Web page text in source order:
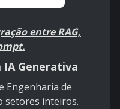
entre RAG,
IA Generativa
Engenharia de
setores inteiros.